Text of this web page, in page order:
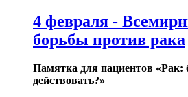
4 февраля -
борьбы против рака
Памятка для пациентов «Рак:
действовать?»